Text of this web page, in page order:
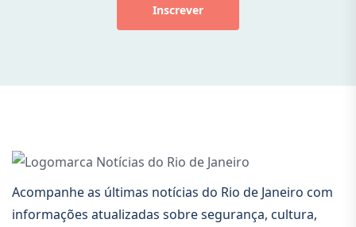
Inscrever
Acompanhe as últimas notícias do Rio de Janeiro com
informações atualizadas sobre segurança, cultura,